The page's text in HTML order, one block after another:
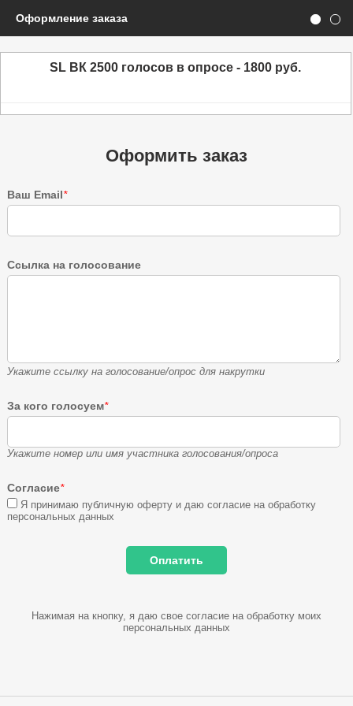
Оформление заказа
Оформить заказ
Ваш Email*
Ссылка на голосование
Укажите ссылку на голосование/опрос для накрутки
За кого голосуем*
Укажите номер или имя участника голосования/опроса
Согласие*
Я принимаю публичную оферту и даю согласие на обработку
персональных данных
Нажимая на кнопку, я даю свое согласие на обработку моих
персональных данных
SL ВК 2500 голосов в опросе - 1800 руб.